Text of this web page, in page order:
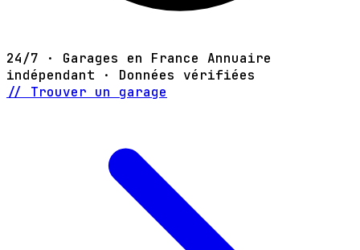
24/7 · Garages en France Annuaire
indépendant · Données vérifiées
// Trouver un garage